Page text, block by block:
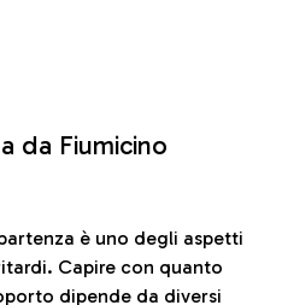
da Fiumicino
è uno degli aspetti
Capire con quanto
dipende da diversi